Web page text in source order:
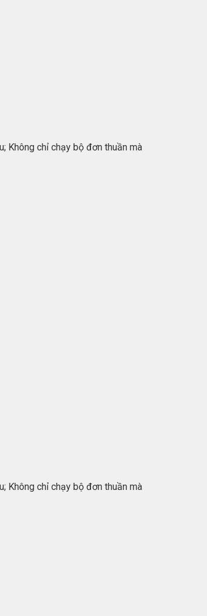
Không chỉ chạy bộ đơn thuần mà
Không chỉ chạy bộ đơn thuần mà